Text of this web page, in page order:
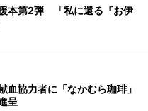
本第2弾 「私に還る『お伊
血協力者に「なかむら珈琲」
呈